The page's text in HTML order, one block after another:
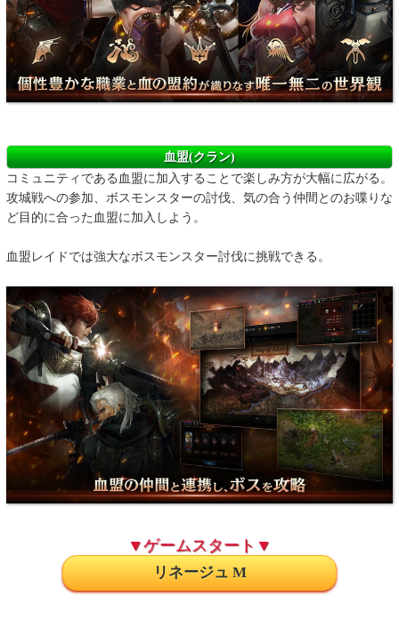
血盟(クラン)
コミュニティである血盟に加入することで楽しみ方が大幅に広がる。
攻城戦への参加、ボスモンスターの討伐、気の合う仲間とのお喋りな
ど目的に合った血盟に加入しよう。
血盟レイドでは強大なボスモンスター討伐に挑戦できる。
▼ゲームスタート▼
リネージュ M